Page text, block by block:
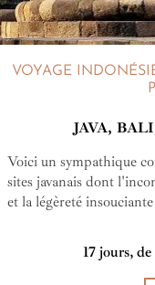
VOYAGE
JAVA,
Voici un sympathique
sites javanais dont
et la légèreté
17 jours,